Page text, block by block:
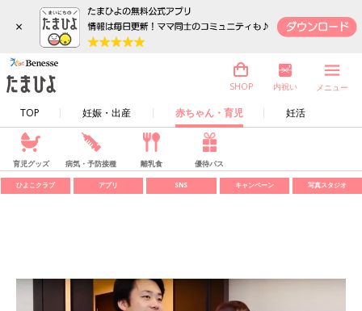
×
TOP 妊娠・出産 赤ちゃん・育児 妊活
SHOP 内祝い メニュー
育児グッズ 病気・予防接種 離乳食 優待パス
ひよこクラブ アプリ SNS キャンペーン 写真スタジオ